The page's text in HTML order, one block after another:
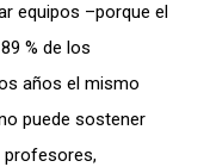
equipos –porque el
% de los
años el mismo
puede sostener
profesores,